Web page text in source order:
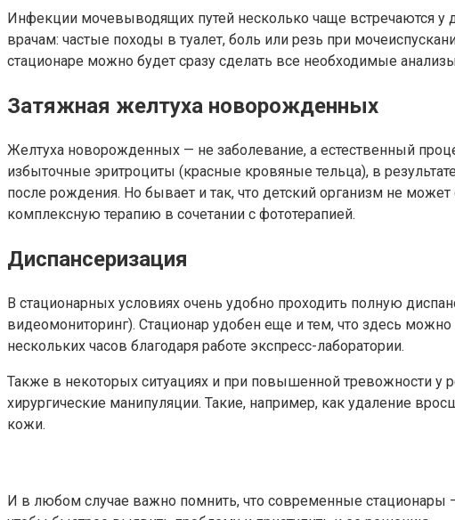
Инфекции мочевыводящих путей несколько чаще встречаются
врачам: частые походы в туалет, боль или резь при
стационаре можно будет сразу сделать все необходимые
Затяжная желтуха новорожденных
Желтуха новорожденных — не заболевание, а естественный
избыточные эритроциты (красные кровяные тельца), в
после рождения. Но бывает и так, что детский организм не может
комплексную терапию в сочетании с фототерапией.
Диспансеризация
В стационарных условиях очень удобно проходить полную
видеомониторинг). Стационар удобен еще и тем, что здесь
нескольких часов благодаря работе экспресс-лаборатории.
Также в некоторых ситуациях и при повышенной тревожности
хирургические манипуляции. Такие, например, как удаление
кожи.
И в любом случае важно помнить, что современные стационары